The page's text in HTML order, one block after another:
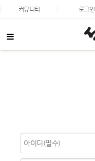
커뮤니티 로그인